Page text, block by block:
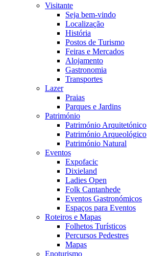
Visitante
Seja bem-vindo
Localização
História
Postos de Turismo
Feiras e Mercados
Alojamento
Gastronomia
Transportes
Lazer
Praias
Parques e Jardins
Património
Património Arquitetónico
Património Arqueológico
Património Natural
Eventos
Expofacic
Dixieland
Ladies Open
Folk Cantanhede
Eventos Gastronómicos
Espaços para Eventos
Roteiros e Mapas
Folhetos Turísticos
Percursos Pedestres
Mapas
Enoturismo